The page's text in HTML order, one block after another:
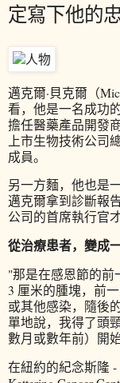
定寫下他的
邁克爾·貝克爾（
看，他是一名成功
擔任醫藥產品開發
上市生物技術公司
成員。
另一方麵，他也是
邁克爾拿到診斷報
公司的首席執行官
從治療患者，變成
"那是在感恩節的前
3 厘米的腫塊，前
或其他感染，隨後
單地說，我得了頭
數月或數年前）開
在紐約的紀念斯隆 -